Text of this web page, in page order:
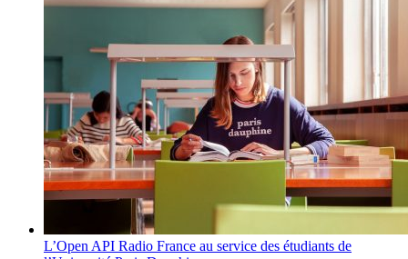
L’Open API Radio France au service des étudiants de